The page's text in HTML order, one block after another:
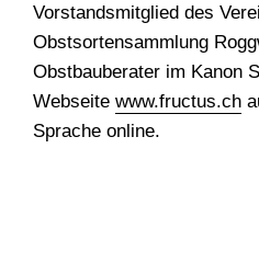
Vorstandsmitglied des
Obstsortensammlung
Obstbauberater im Kanon
Webseite www.fructus.ch
Sprache online.